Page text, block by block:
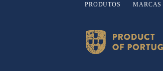
PRODUTOS MARCAS